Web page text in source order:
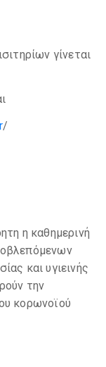
γίνεται
/
η καθημερινή
και υγιεινής
την
κορωνοϊού